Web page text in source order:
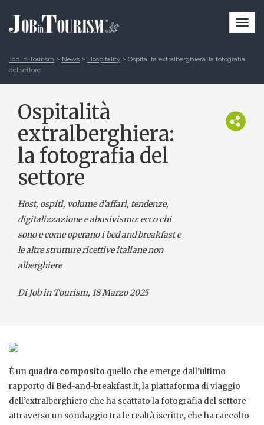
Job In Tourism > News > Hospitality > Ospitalità extralberghiera: la fotografia
del settore
Ospitalità
extralberghiera:
la fotografia del
settore
Host, ospiti, volume d'affari, tendenze,
digitalizzazione e abusivismo: ecco chi
sono e come operano i bed and breakfast e
le altre strutture ricettive italiane non
alberghiere
Di Job in Tourism, 18 Marzo 2025
È un quadro composito quello che emerge dall’ultimo
rapporto di Bed-and-breakfast.it, la piattaforma di viaggio
dell’extralberghiero che ha scattato la fotografia del settore
attraverso un sondaggio tra le realtà iscritte, che ha raccolto